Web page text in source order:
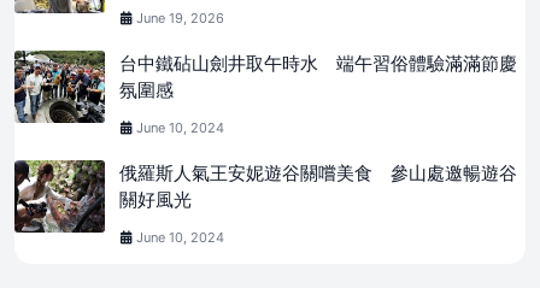
June 19, 2026
台中鐵砧山劍井取午時水 端午習俗體驗滿滿節慶
氛圍感
June 10, 2024
俄羅斯人氣王安妮遊谷關嚐美食 參山處邀暢遊谷
關好風光
June 10, 2024